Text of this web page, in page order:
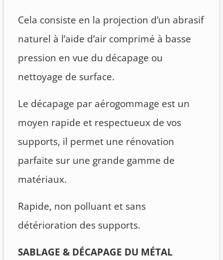
Cela consiste en la projection d’un abrasif
naturel à l’aide d’air comprimé à basse
pression en vue du décapage ou
nettoyage de surface.
Le décapage par aérogommage est un
moyen rapide et respectueux de vos
supports, il permet une rénovation
parfaite sur une grande gamme de
matériaux.
Rapide, non polluant et sans
détérioration des supports.
SABLAGE & DÉCAPAGE DU MÉTAL